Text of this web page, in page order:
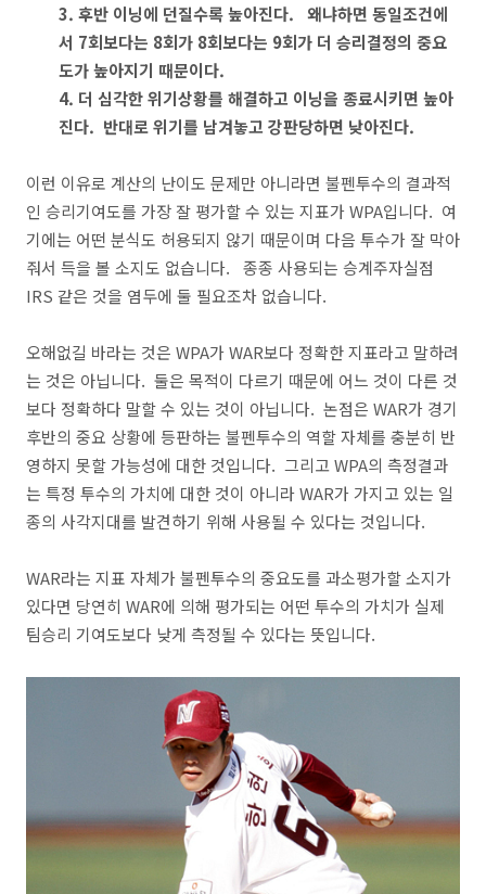
3. 후반 이닝에 던질수록 높아진다. 왜냐하면 동일조건에
서 7회보다는 8회가 8회보다는 9회가 더 승리결정의 중요
도가 높아지기 때문이다.
4. 더 심각한 위기상황를 해결하고 이닝을 종료시키면 높아
진다. 반대로 위기를 남겨놓고 강판당하면 낮아진다.
이런 이유로 계산의 난이도 문제만 아니라면 불펜투수의 결과적
인 승리기여도를 가장 잘 평가할 수 있는 지표가 WPA입니다. 여
기에는 어떤 분식도 허용되지 않기 때문이며 다음 투수가 잘 막아
줘서 득을 볼 소지도 없습니다. 종종 사용되는 승계주자실점
IRS 같은 것을 염두에 둘 필요조차 없습니다.
오해없길 바라는 것은 WPA가 WAR보다 정확한 지표라고 말하려
는 것은 아닙니다. 둘은 목적이 다르기 때문에 어느 것이 다른 것
보다 정확하다 말할 수 있는 것이 아닙니다. 논점은 WAR가 경기
후반의 중요 상황에 등판하는 불펜투수의 역할 자체를 충분히 반
영하지 못할 가능성에 대한 것입니다. 그리고 WPA의 측정결과
는 특정 투수의 가치에 대한 것이 아니라 WAR가 가지고 있는 일
종의 사각지대를 발견하기 위해 사용될 수 있다는 것입니다.
WAR라는 지표 자체가 불펜투수의 중요도를 과소평가할 소지가
있다면 당연히 WAR에 의해 평가되는 어떤 투수의 가치가 실제
팀승리 기여도보다 낮게 측정될 수 있다는 뜻입니다.